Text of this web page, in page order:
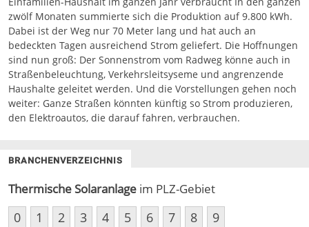
zwölf Monaten summierte sich die Produktion auf 9.800 kWh.
Dabei ist der Weg nur 70 Meter lang und hat auch an
bedeckten Tagen ausreichend Strom geliefert. Die Hoffnungen
sind nun groß: Der Sonnenstrom vom Radweg könne auch in
Straßenbeleuchtung, Verkehrsleitsyseme und angrenzende
Haushalte geleitet werden. Und die Vorstellungen gehen noch
weiter: Ganze Straßen könnten künftig so Strom produzieren,
den Elektroautos, die darauf fahren, verbrauchen.
BRANCHENVERZEICHNIS
Thermische Solaranlage im PLZ-Gebiet
0 1 2 3 4 5 6 7 8 9